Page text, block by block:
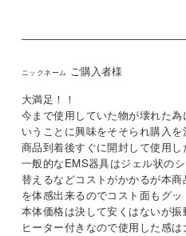
ご購入者様
大満足！！
今まで使用していた物が壊れた
いうことに興味をそそられ購入を
商品到着後すぐに開封して使用し
一般的なEMS器具はジェル状の
替えるなどコストがかかるが本
を体感出来るのでコスト面もグッ
本体価格は決して安くはないが
ヒーター付きなので使用した感は